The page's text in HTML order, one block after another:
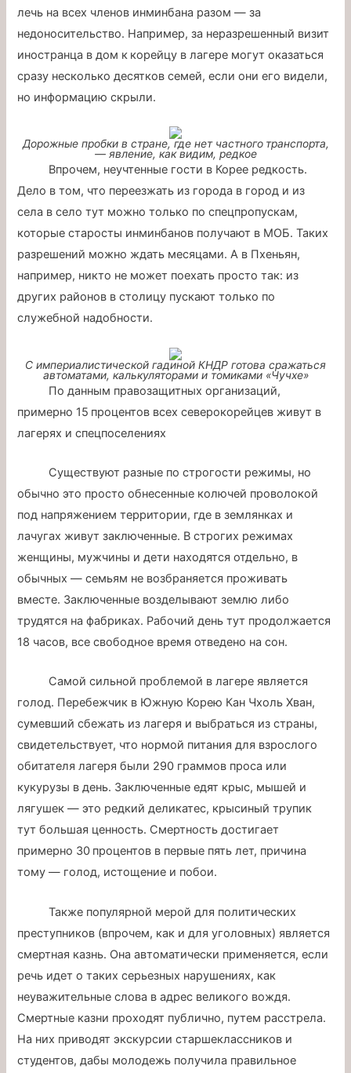
лечь на всех членов инминбана разом — за
недоносительство. Например, за неразрешенный визит
иностранца в дом к корейцу в лагере могут оказаться
сразу несколько десятков семей, если они его видели,
но информацию скрыли.
Дорожные пробки в стране, где нет частного транспорта,
— явление, как видим, редкое
Впрочем, неучтенные гости в Корее редкость.
Дело в том, что переезжать из города в город и из
села в село тут можно только по спецпропускам,
которые старосты инминбанов получают в МОБ. Таких
разрешений можно ждать месяцами. А в Пхеньян,
например, никто не может поехать просто так: из
других районов в столицу пускают только по
служебной надобности.
С империалистической гадиной КНДР готова сражаться
автоматами, калькуляторами и томиками «Чучхе»
По данным правозащитных организаций,
примерно 15 процентов всех северокорейцев живут в
лагерях и спецпоселениях
Существуют разные по строгости режимы, но
обычно это просто обнесенные колючей проволокой
под напряжением территории, где в землянках и
лачугах живут заключенные. В строгих режимах
женщины, мужчины и дети находятся отдельно, в
обычных — семьям не возбраняется проживать
вместе. Заключенные возделывают землю либо
трудятся на фабриках. Рабочий день тут продолжается
18 часов, все свободное время отведено на сон.
Самой сильной проблемой в лагере является
голод. Перебежчик в Южную Корею Кан Чхоль Хван,
сумевший сбежать из лагеря и выбраться из страны,
свидетельствует, что нормой питания для взрослого
обитателя лагеря были 290 граммов проса или
кукурузы в день. Заключенные едят крыс, мышей и
лягушек — это редкий деликатес, крысиный трупик
тут большая ценность. Смертность достигает
примерно 30 процентов в первые пять лет, причина
тому — голод, истощение и побои.
Также популярной мерой для политических
преступников (впрочем, как и для уголовных) является
смертная казнь. Она автоматически применяется, если
речь идет о таких серьезных нарушениях, как
неуважительные слова в адрес великого вождя.
Смертные казни проходят публично, путем расстрела.
На них приводят экскурсии старшеклассников и
студентов, дабы молодежь получила правильное